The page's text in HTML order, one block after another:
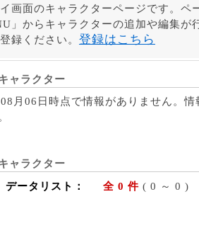
画面のキャラクターページです。ペ
」からキャラクターの追加や編集が
録ください。 登録はこちら
ャラクター
月06日時点で情報がありません。
ャラクター
データリスト： 全 0 件 ( 0